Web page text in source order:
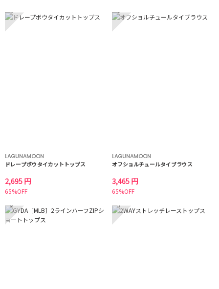
1
LAGUNAMOON
ドレープボウタイカットトップス
2,695 円
65%OFF
2
LAGUNAMOON
オフショルチュールタイブラウス
3,465 円
65%OFF
3 4